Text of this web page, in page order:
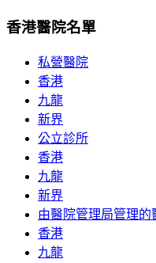
香港醫院名單
私營醫院
香港
九龍
新界
公立診所
香港
九龍
新界
由醫院管理局管理的
香港
九龍